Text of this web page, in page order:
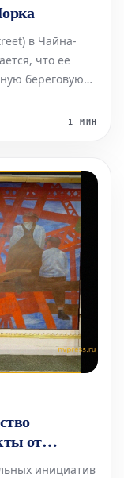
в Чайна-
что ее
береговую
раковин1 МИН
от
инициатив